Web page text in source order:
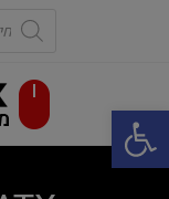
פתח סרגל
Products
search